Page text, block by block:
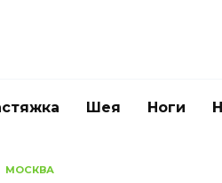
Шея Ноги
МОСКВА